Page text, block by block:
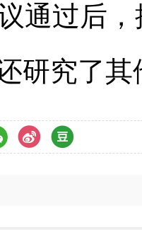
通过后
研究了其